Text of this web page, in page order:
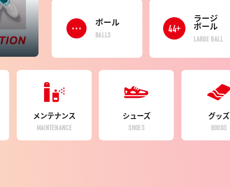
ボール
BALLS
ラージ
ボール
LARGE BALL
メンテナンス
MAINTENANCE
シューズ
SHOES
グッズ
GOODS